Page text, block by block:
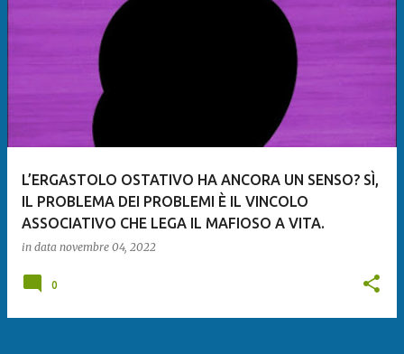
L’ERGASTOLO OSTATIVO HA ANCORA UN SENSO? SÌ,
IL PROBLEMA DEI PROBLEMI È IL VINCOLO
ASSOCIATIVO CHE LEGA IL MAFIOSO A VITA.
in data novembre 04, 2022
0